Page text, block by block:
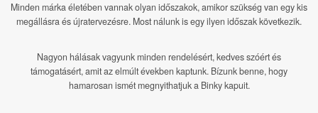
Minden márka életében vannak olyan időszakok, amikor szükség van egy kis
megállásra és újratervezésre. Most nálunk is egy ilyen időszak következik.
Nagyon hálásak vagyunk minden rendelésért, kedves szóért és
támogatásért, amit az elmúlt években kaptunk. Bízunk benne, hogy
hamarosan ismét megnyithatjuk a Binky kapuit.